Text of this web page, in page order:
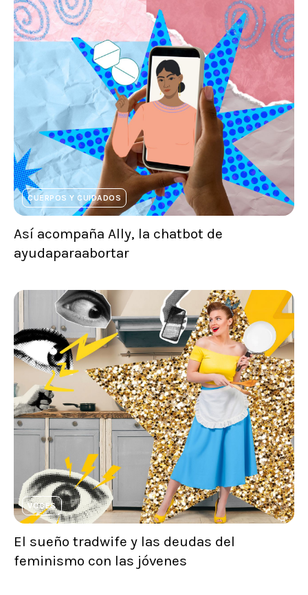
CUERPOS Y CUIDADOS
Así acompaña Ally, la chatbot de
ayudaparaabortar
VOCES
El sueño tradwife y las deudas del
feminismo con las jóvenes